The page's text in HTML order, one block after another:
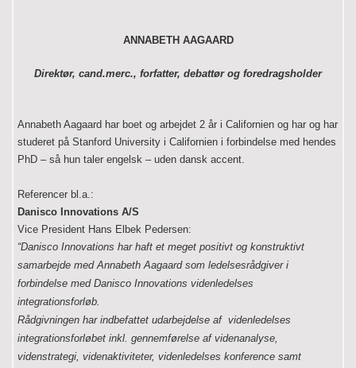
ANNABETH AAGAARD
Direktør, cand.merc., forfatter, debattør og foredragsholder
Annabeth Aagaard har boet og arbejdet 2 år i Californien og har og har
studeret på Stanford University i Californien i forbindelse med hendes
PhD – så hun taler engelsk – uden dansk accent.
Referencer bl.a.:
Danisco Innovations A/S
Vice President Hans Elbek Pedersen:
“Danisco Innovations har haft et meget positivt og konstruktivt
samarbejde med Annabeth Aagaard som ledelsesrådgiver i
forbindelse med Danisco Innovations videnledelses
integrationsforløb.
Rådgivningen har indbefattet udarbejdelse af videnledelses
integrationsforløbet inkl. gennemførelse af videnanalyse,
videnstrategi, videnaktiviteter, videnledelses konference samt